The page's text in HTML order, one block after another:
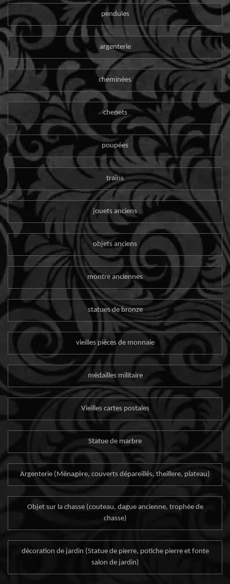
pendules
argenterie
cheminées
chenets
poupées
trains
jouets anciens
objets anciens
montre anciennes
statues de bronze
vieilles pièces de monnaie
médailles militaire
Vieilles cartes postales
Statue de marbre
Argenterie (Ménagère, couverts dépareillés, theillere, plateau)
Objet sur la chasse (couteau, dague ancienne, trophée de
chasse)
décoration de jardin (Statue de pierre, potiche pierre et fonte
salon de jardin)